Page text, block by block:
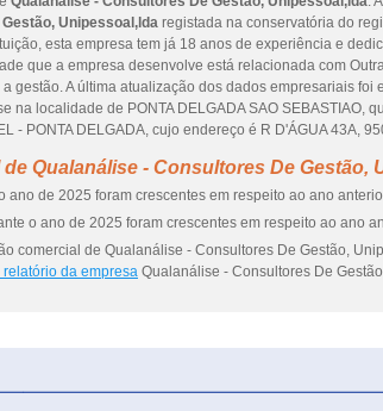
Unipessoal,lda registada na conservatória do
esta empresa tem já 18 anos de experiência e
que a empresa desenvolve está relacionada com
gestão. A última atualização dos dados empresariais foi
na localidade de PONTA DELGADA SAO SEBASTIAO,
- PONTA DELGADA, cujo endereço é R D'ÁGUA 43A,
Qualanálise - Consultores De Gestão,
ano de 2025 foram crescentes em respeito ao ano
o ano de 2025 foram crescentes em respeito ao ano
comercial de Qualanálise - Consultores De Gestão,
da empresa Qualanálise - Consultores De